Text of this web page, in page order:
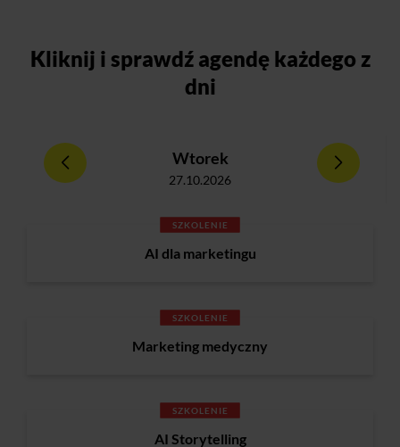
Kliknij i sprawdź agendę każdego z
dni
Wtorek
27.10.2026
SZKOLENIE
AI dla marketingu
SZKOLENIE
Marketing medyczny
SZKOLENIE
AI Storytelling